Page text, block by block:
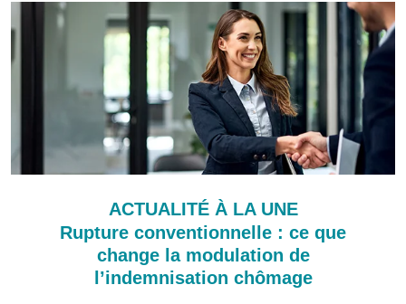
ACTUALITÉ À LA UNE
Rupture conventionnelle : ce que
change la modulation de
l’indemnisation chômage